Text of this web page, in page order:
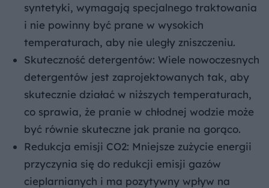
syntetyki, wymagają specjalnego traktowania
i nie powinny być prane w wysokich
temperaturach, aby nie uległy zniszczeniu.
Skuteczność detergentów: Wiele nowoczesnych
detergentów jest zaprojektowanych tak, aby
skutecznie działać w niższych temperaturach,
co sprawia, że pranie w chłodnej wodzie może
być równie skuteczne jak pranie na gorąco.
Redukcja emisji CO2: Mniejsze zużycie energii
przyczynia się do redukcji emisji gazów
cieplarnianych i ma pozytywny wpływ na